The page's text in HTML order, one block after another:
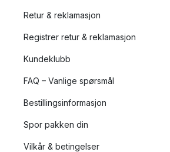
Retur & reklamasjon
Registrer retur & reklamasjon
Kundeklubb
FAQ – Vanlige spørsmål
Bestillingsinformasjon
Spor pakken din
Vilkår & betingelser